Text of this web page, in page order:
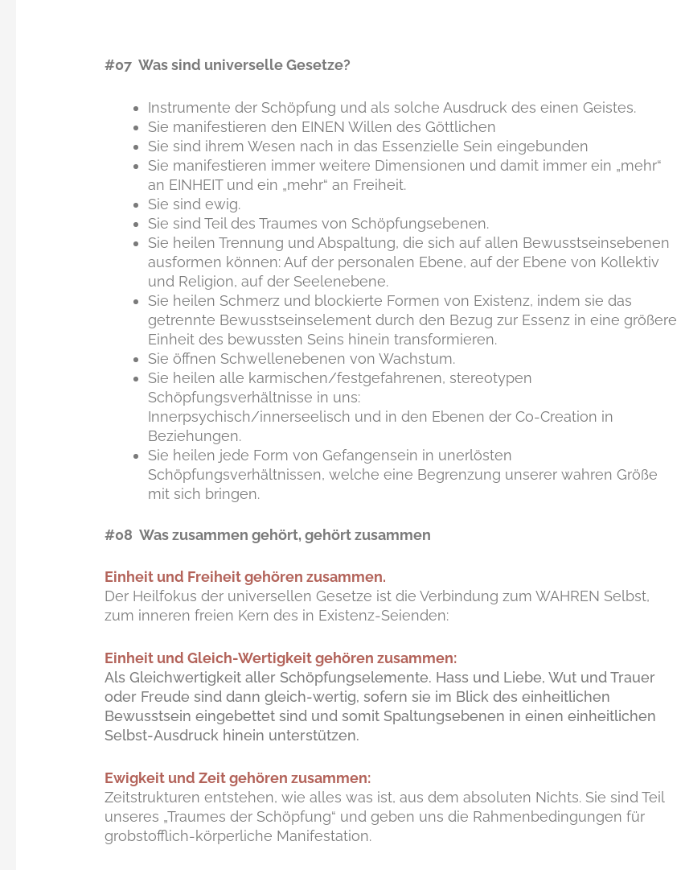
#07 Was sind universelle Gesetze?
Instrumente der Schöpfung und als solche Ausdruck des einen Geistes.
Sie manifestieren den EINEN Willen des Göttlichen
Sie sind ihrem Wesen nach in das Essenzielle Sein eingebunden
Sie manifestieren immer weitere Dimensionen und damit immer ein „mehr“
an EINHEIT und ein „mehr“ an Freiheit.
Sie sind ewig.
Sie sind Teil des Traumes von Schöpfungsebenen.
Sie heilen Trennung und Abspaltung, die sich auf allen Bewusstseinsebenen
ausformen können: Auf der personalen Ebene, auf der Ebene von Kollektiv
und Religion, auf der Seelenebene.
Sie heilen Schmerz und blockierte Formen von Existenz, indem sie das
getrennte Bewusstseinselement durch den Bezug zur Essenz in eine größere
Einheit des bewussten Seins hinein transformieren.
Sie öffnen Schwellenebenen von Wachstum.
Sie heilen alle karmischen/festgefahrenen, stereotypen
Schöpfungsverhältnisse in uns:
Innerpsychisch/innerseelisch und in den Ebenen der Co-Creation in
Beziehungen.
Sie heilen jede Form von Gefangensein in unerlösten
Schöpfungsverhältnissen, welche eine Begrenzung unserer wahren Größe
mit sich bringen.
#08 Was zusammen gehört, gehört zusammen
Einheit und Freiheit gehören zusammen.
Der Heilfokus der universellen Gesetze ist die Verbindung zum WAHREN Selbst,
zum inneren freien Kern des in Existenz-Seienden:
Einheit und Gleich-Wertigkeit gehören zusammen:
Als Gleichwertigkeit aller Schöpfungselemente. Hass und Liebe, Wut und Trauer
oder Freude sind dann gleich-wertig, sofern sie im Blick des einheitlichen
Bewusstsein eingebettet sind und somit Spaltungsebenen in einen einheitlichen
Selbst-Ausdruck hinein unterstützen.
Ewigkeit und Zeit gehören zusammen:
Zeitstrukturen entstehen, wie alles was ist, aus dem absoluten Nichts. Sie sind Teil
unseres „Traumes der Schöpfung“ und geben uns die Rahmenbedingungen für
grobstofflich-körperliche Manifestation.